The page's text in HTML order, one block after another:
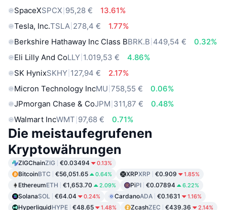
SpaceXSPCX 95,28 €
13.61%
Tesla, Inc.TSLA 278,4 €
1.77%
Berkshire Hathaway Inc Class BBRK.B 449,54 €
0.32%
Eli Lilly And CoLLY 1.019,53 €
4.86%
SK HynixSKHY 127,94 €
2.17%
Micron Technology IncMU 758,55 €
0.06%
JPmorgan Chase & CoJPM 311,87 €
0.48%
Walmart IncWMT 97,68 € 0.71%
Die meistaufegrufenen
Kryptowährungen
ZIGChainZIG €0.03494 0.13%
BitcoinBTC €56,051.65 0.64% XRPXRP €0.909 1.85%
EthereumETH €1,653.70 2.09% PiPI €0.07894 6.22%
SolanaSOL €64.04 0.24% CardanoADA €0.1631 1.16%
HyperliquidHYPE €48.65 1.48% ZcashZEC €439.36 2.14%